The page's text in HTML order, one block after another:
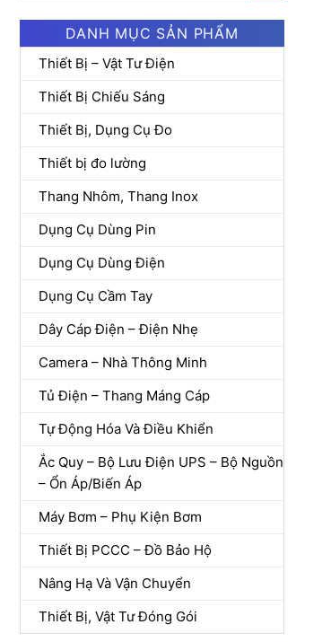
DANH MỤC SẢN PHẨM
Thiết Bị – Vật Tư Điện
Thiết Bị Chiếu Sáng
Thiết Bị, Dụng Cụ Đo
Thiết bị đo lường
Thang Nhôm, Thang Inox
Dụng Cụ Dùng Pin
Dụng Cụ Dùng Điện
Dụng Cụ Cầm Tay
Dây Cáp Điện – Điện Nhẹ
Camera – Nhà Thông Minh
Tủ Điện – Thang Máng Cáp
Tự Động Hóa Và Điều Khiển
Ắc Quy – Bộ Lưu Điện UPS – Bộ Nguồn
– Ổn Áp/Biến Áp
Máy Bơm – Phụ Kiện Bơm
Thiết Bị PCCC – Đồ Bảo Hộ
Nâng Hạ Và Vận Chuyển
Thiết Bị, Vật Tư Đóng Gói